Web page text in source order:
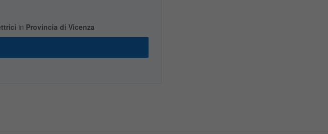
in Provincia di Vicenza